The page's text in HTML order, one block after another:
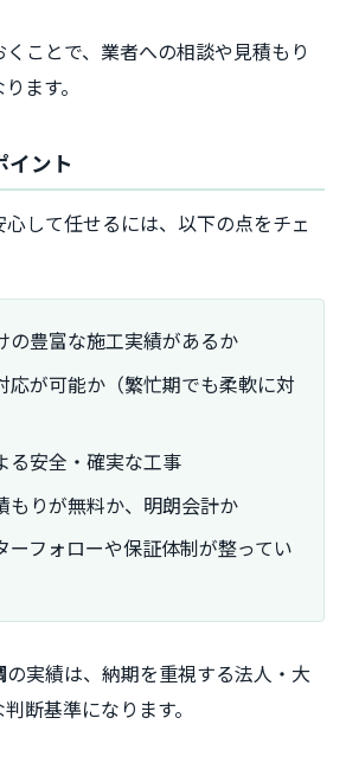
ことで、業者への相談や見積もり
ます。
イント
心して任せるには、以下の点をチェ
の豊富な施工実績があるか
応が可能か（繁忙期でも柔軟に対
る安全・確実な工事
もりが無料か、明朗会計か
ーフォローや保証体制が整ってい
の実績は、納期を重視する法人・大
断基準になります。